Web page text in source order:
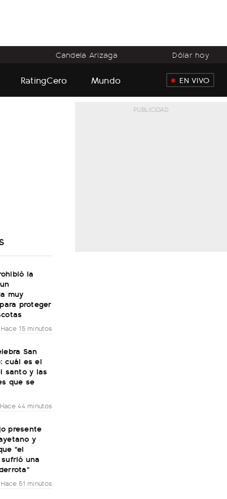
Candela Arizaga Dólar hoy
RatingCero Mundo EN VIVO
la
muy
proteger
Hace 15 minutos
San
cuál es el
santo y las
que se
Hace 44 minutos
presente
y
"el
una
Hace 51 minutos